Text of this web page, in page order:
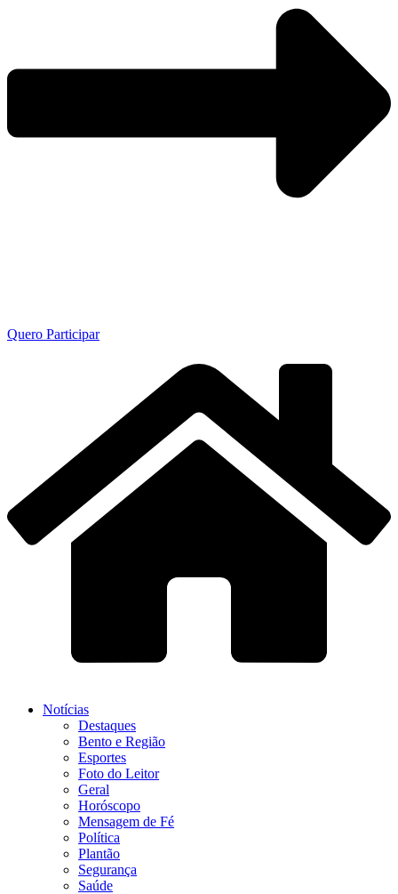
Quero Participar
Notícias
Destaques
Bento e Região
Esportes
Foto do Leitor
Geral
Horóscopo
Mensagem de Fé
Política
Plantão
Segurança
Saúde